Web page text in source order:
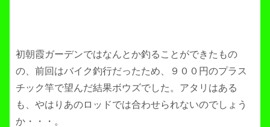
初朝霞ガーデンではなんとか釣ることができたもの
の、前回はバイク釣行だったため、９００円のプラス
チック竿で望んだ結果ボウズでした。アタリはある
も、やはりあのロッドでは合わせられないのでしょう
か・・・。